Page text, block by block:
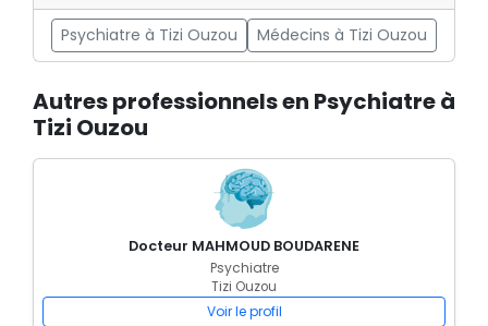
Psychiatre à Tizi Ouzou Médecins à Tizi Ouzou
Autres professionnels en Psychiatre à
Tizi Ouzou
Docteur MAHMOUD BOUDARENE
Psychiatre
Tizi Ouzou
Voir le profil